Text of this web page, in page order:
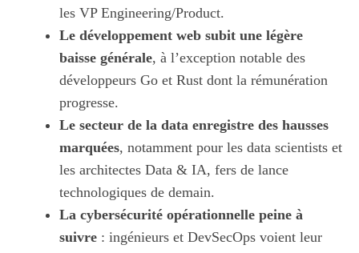
les VP Engineering/Product.
Le développement web subit une légère
baisse générale, à l’exception notable des
développeurs Go et Rust dont la rémunération
progresse.
Le secteur de la data enregistre des hausses
marquées, notamment pour les data scientists et
les architectes Data & IA, fers de lance
technologiques de demain.
La cybersécurité opérationnelle peine à
suivre : ingénieurs et DevSecOps voient leur